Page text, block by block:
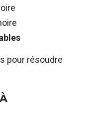
pour résoudre